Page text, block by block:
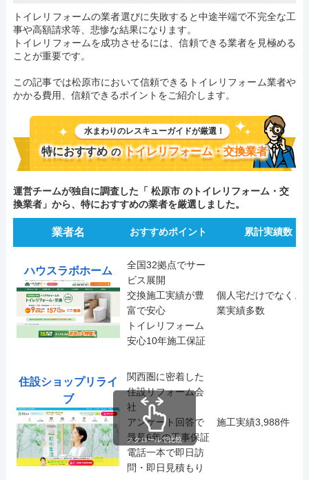
トイレリフォームの業者選びに失敗すると中途半端で不完全な工
事や高額請求等、悲惨な結果になります。
トイレリフォームを成功させるには、信頼できる業者を見極める
ことが重要です。
この記事では松原市において信頼できるトイレリフォーム業者や
かかる費用、信頼できるポイントをご紹介します。
水まわりのレスキューガイドが厳選！
特におすすめ の トイレリフォーム・交換業者
運営チームが独自に調査した「 松原市 のトイレリフォーム・交
換業者」から、特におすすめの業者を厳選しました。
業者名 おすすめポイント 累計実績数
ハウスラボホーム
全国32拠点でサー
ビス展開
交換施工実績が豊
富で安心
トイレリフォーム
安心10年施工保証
個人宅だけでなく、
業実績多数
住設ショップリライ
ブ
関西圏に密着した
住設リフォーム会
社
アンケート回答で
最長6年の工事保証
電話一本で即日訪
問・即日見積もり
施工実績3,988件
スクロールで比較